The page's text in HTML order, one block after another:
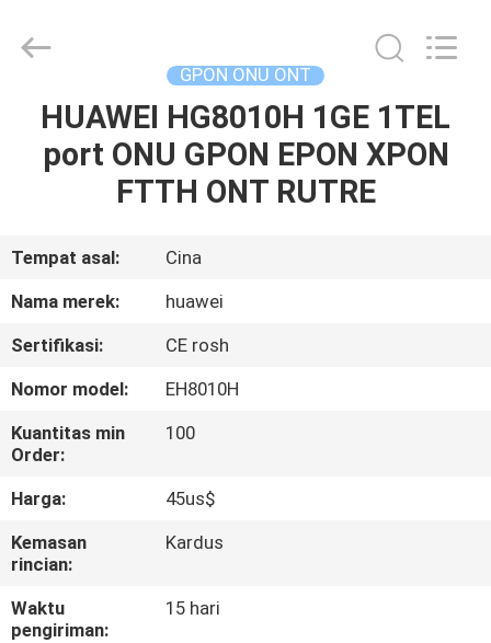
RUMAH
PRODUK
TENTANG
KAMI
TUR
PABRIK
KONTROL
KUALITAS
HUBUNGI
KAMI
LIMITED.
GPON ONU ONT
HUAWEI HG8010H 1GE 1TEL
port ONU GPON EPON XPON
FTTH ONT RUTRE
Tempat asal:
Cina
Nama merek:
huawei
Sertifikasi:
CE rosh
Nomor model:
EH8010H
Kuantitas min
Order:
100
Harga:
45us$
Kemasan
rincian:
Kardus
Waktu
pengiriman:
15 hari